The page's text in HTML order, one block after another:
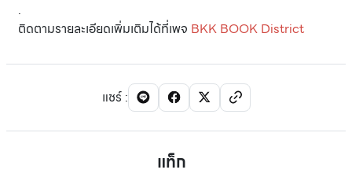
.
ติดตามรายละเอียดเพิ่มเติมได้ที่เพจ BKK BOOK District
แชร์:
แท็ก